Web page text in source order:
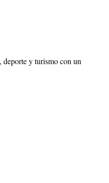
y turismo con un